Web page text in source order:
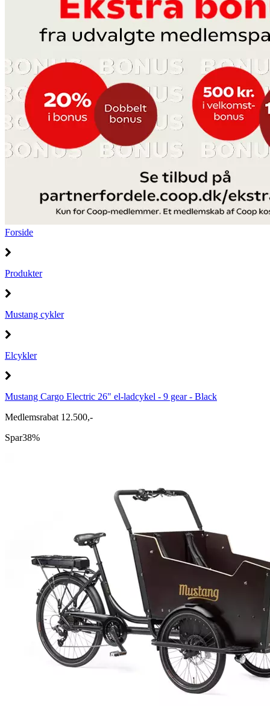
Forside
Produkter
Mustang cykler
Elcykler
Mustang Cargo Electric 26" el-ladcykel - 9 gear - Black
Medlemsrabat 12.500,-
Spar38%